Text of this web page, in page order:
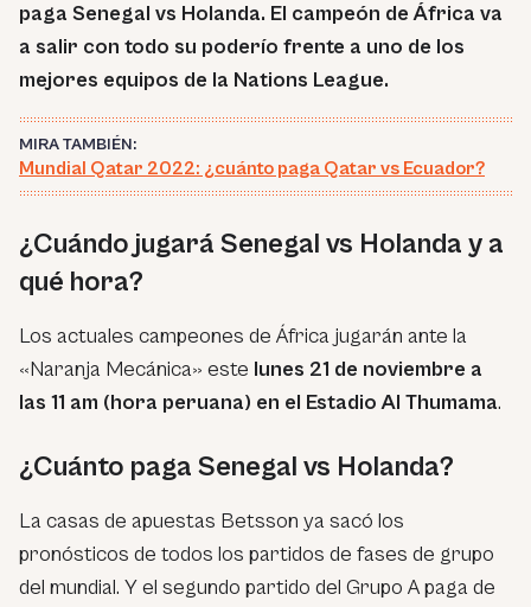
paga Senegal vs Holanda. El campeón de África va
a salir con todo su poderío frente a uno de los
mejores equipos de la Nations League.
MIRA TAMBIÉN:
Mundial Qatar 2022: ¿cuánto paga Qatar vs Ecuador?
¿Cuándo jugará Senegal vs Holanda y a
qué hora?
Los actuales campeones de África jugarán ante la
«Naranja Mecánica» este lunes 21 de noviembre a
las 11 am (hora peruana) en el Estadio Al Thumama.
¿Cuánto paga Senegal vs Holanda?
La casas de apuestas Betsson ya sacó los
pronósticos de todos los partidos de fases de grupo
del mundial. Y el segundo partido del Grupo A paga de